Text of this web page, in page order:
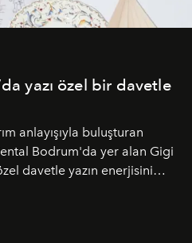
yazı özel bir davetle
anlayışıyla buluşturan
Bodrum'da yer alan Gigi
davetle yazın enerjisini